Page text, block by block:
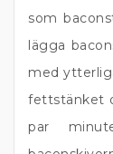
som
lägga
med
fettstänket
par